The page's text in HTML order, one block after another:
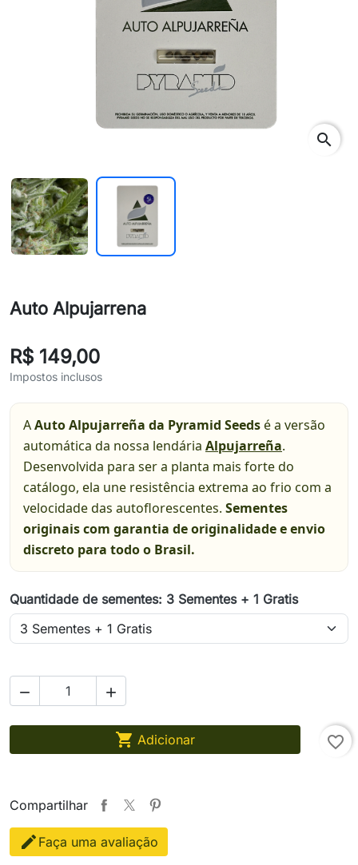
search
Auto Alpujarrena
R$ 149,00
Impostos inclusos
AAuto Alpujarreña da Pyramid Seedsé a versão
automática da nossa lendária Alpujarreña.
Desenvolvida para ser a planta mais forte do
catálogo, ela une resistência extrema ao frio com a
velocidade das autoflorescentes. Sementes
originais com garantia de originalidade e envio
discreto para todo o Brasil.
Quantidade de sementes: 3 Sementes + 1 Gratis
 
 Adicionar favorite_border
Compartilhar
Faça uma avaliação